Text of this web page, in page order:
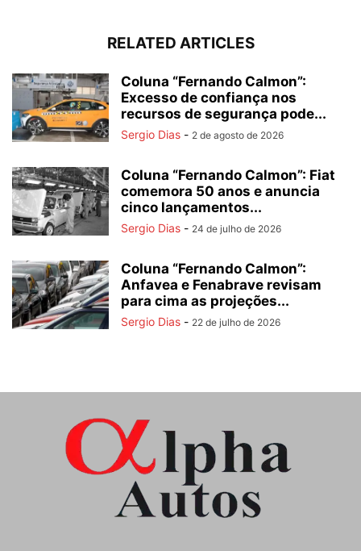
RELATED ARTICLES
Coluna “Fernando Calmon”:
Excesso de confiança nos
recursos de segurança pode...
Sergio Dias - 2 de agosto de 2026
Coluna “Fernando Calmon”: Fiat
comemora 50 anos e anuncia
cinco lançamentos...
Sergio Dias - 24 de julho de 2026
Coluna “Fernando Calmon”:
Anfavea e Fenabrave revisam
para cima as projeções...
Sergio Dias - 22 de julho de 2026